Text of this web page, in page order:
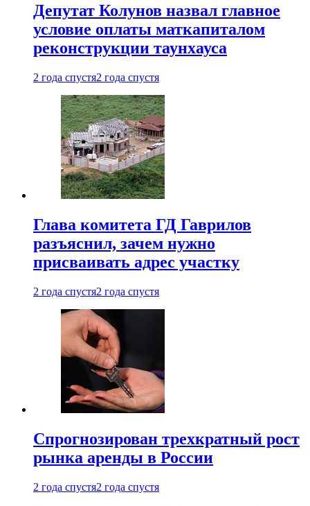
Депутат Колунов назвал главное
условие оплаты маткапиталом
реконструкции таунхауса
2 года спустя2 года спустя
Глава комитета ГД Гаврилов
разъяснил, зачем нужно
присваивать адрес участку
2 года спустя2 года спустя
Спрогнозирован трехкратный рост
рынка аренды в России
2 года спустя2 года спустя